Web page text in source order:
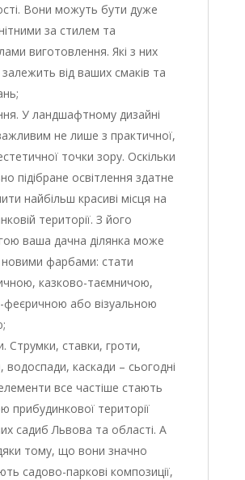
Вони можуть бути дуже
за стилем та
виготовлення. Які з них
від ваших смаків та
У ландшафтному дизайні
не лише з практичної,
точки зору. Оскільки
підібране освітлення здатне
найбільш красиві місця на
території. З його
ваша дачна ділянка може
новими фарбами: стати
казково-таємничою,
феєричною або візуальною
Струмки, ставки, гроти,
водоспади, каскади – сьогодні
все частіше стають
прибудинкової території
садиб Львова та області. А
тому, що вони значно
садово-паркові композиції,